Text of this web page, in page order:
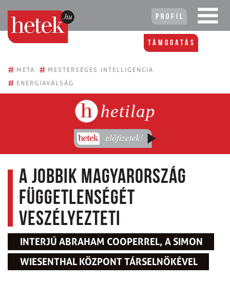
Profil
Támogatás
# META # MESTERSÉGES INTELLIGENCIA
# ENERGIAVÁLSÁG
hetilap
A Jobbik Magyarország
függetlenségét
veszélyezteti
INTERJÚ ABRAHAM COOPERREL, A SIMON
WIESENTHAL KÖZPONT TÁRSELNÖKÉVEL